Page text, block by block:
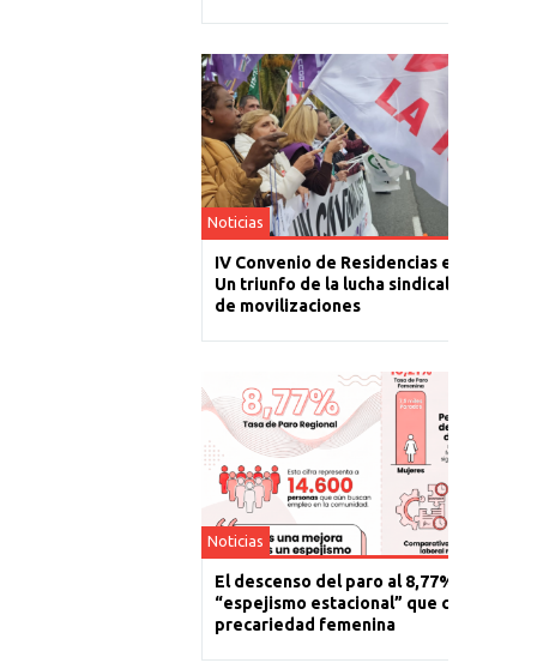
Noticias
IV Convenio de Residencias en La Rioja:
Un triunfo de la lucha sindical tras un
de movilizaciones
Noticias
El descenso del paro al 8,77% es un
“espejismo estacional” que cronifica la
precariedad femenina